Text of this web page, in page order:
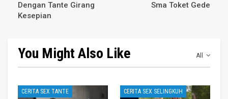
Dengan Tante Girang
Kesepian
Sma Toket Gede
All
You Might Also Like
CERITA SEX TANTE CERITA SEX SELINGKUH